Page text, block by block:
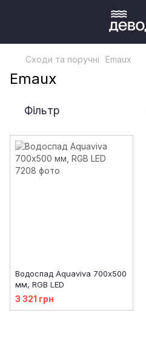
Сходи та поручні Emaux
Emaux
Фільтр
Водоспад Aquaviva 700х500
мм, RGB LED
3 321 грн